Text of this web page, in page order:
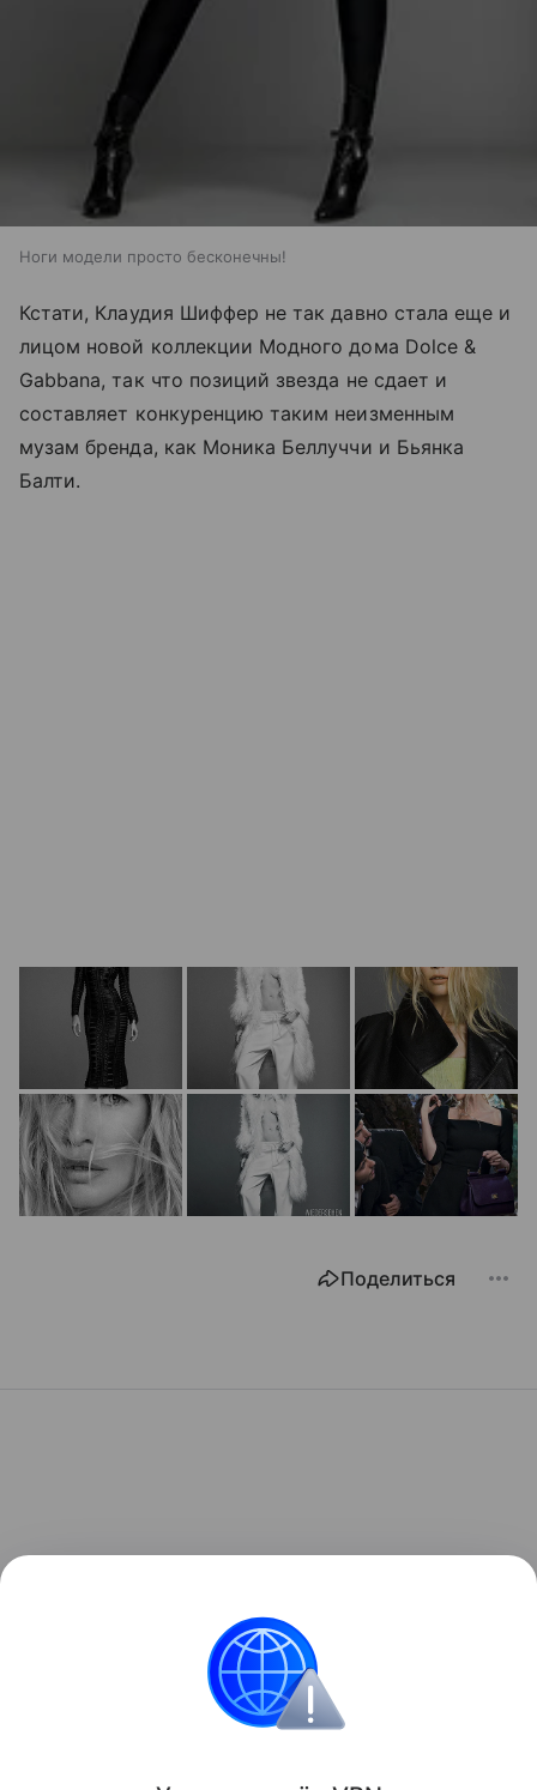
Ноги модели просто бесконечны!
Кстати, Клаудия Шиффер не так давно стала еще и
лицом новой коллекции Модного дома Dolce &
Gabbana, так что позиций звезда не сдает и
составляет конкуренцию таким неизменным
музам бренда, как Моника Беллуччи и Бьянка
Балти.
Поделиться